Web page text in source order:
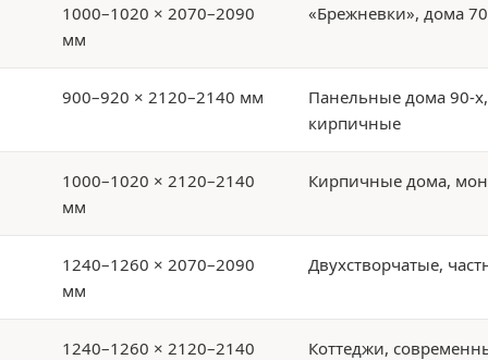
1000–1020 × 2070–2090
мм
«Брежневки», дома
900–920 × 2120–2140 мм
Панельные дома 90-
кирпичные
1000–1020 × 2120–2140
мм
Кирпичные дома,
1240–1260 × 2070–2090
мм
Двухстворчатые,
1240–1260 × 2120–2140
Коттеджи,